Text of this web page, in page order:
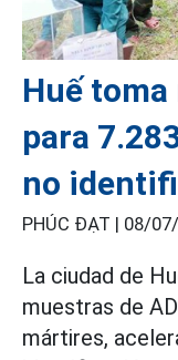
Huế toma
para
no
PHÚC ĐẠT | 08/
La ciudad de
muestras de
mártires,